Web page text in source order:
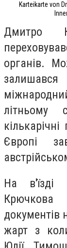
Karteikarte von
Дмитро
органів.
літньому
Європі
На в'їзді
Крючкова
документів
жарт з